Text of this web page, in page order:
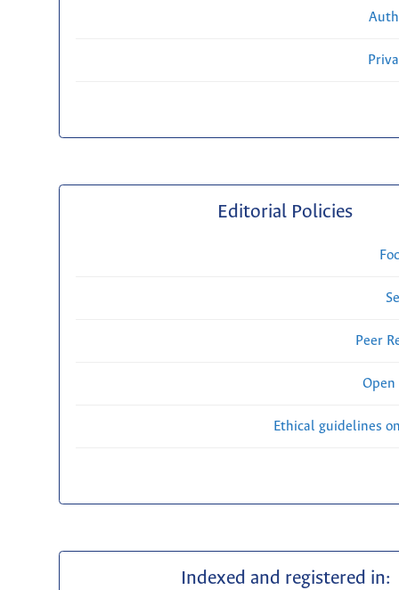
Editorial Policies
Peer
Open
Ethical guidelines
Indexed and registered in: